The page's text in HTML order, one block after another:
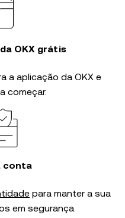
OKX grátis
a aplicação da OKX e
começar.
conta
para manter a sua
em segurança.